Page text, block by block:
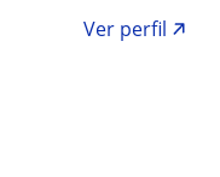
Ver perfil